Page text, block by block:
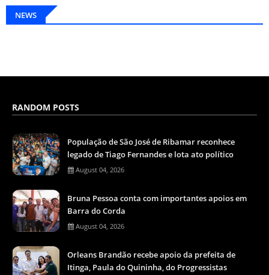
NEWS
RANDOM POSTS
População de São José de Ribamar reconhece
legado de Tiago Fernandes e lota ato político
August 04, 2026
Bruna Pessoa conta com importantes apoios em
Barra do Corda
August 04, 2026
Orleans Brandão recebe apoio da prefeita de
Itinga, Paula do Quininha, do Progressistas